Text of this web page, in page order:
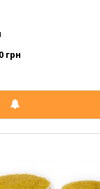
грн